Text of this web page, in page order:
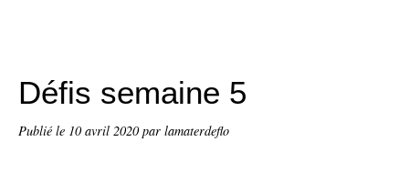
Défis semaine 5
Publié le 10 avril 2020par lamaterdeflo